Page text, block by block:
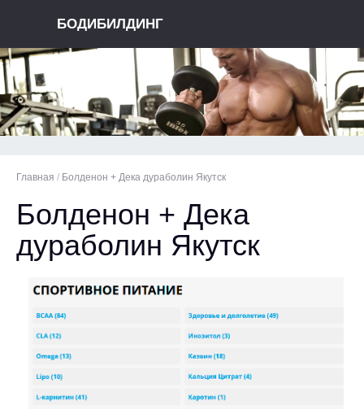
БОДИБИЛДИНГ
Главная / Болденон + Дека дураболин Якутск
Болденон + Дека
дураболин Якутск